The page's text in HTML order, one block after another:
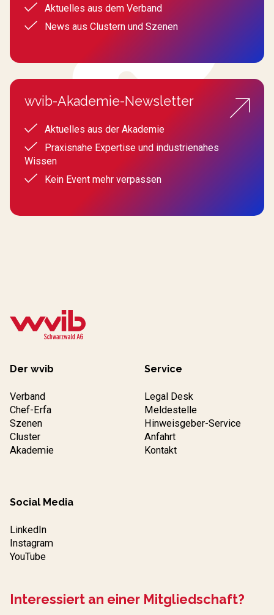
Aktuelles aus dem Verband
News aus Clustern und Szenen
wvib-Akademie-Newsletter
Aktuelles aus der Akademie
Praxisnahe Expertise und industrienahes
Wissen
Kein Event mehr verpassen
Der wvib
Verband
Chef-Erfa
Szenen
Cluster
Akademie
Service
Legal Desk
Meldestelle
Hinweisgeber-Service
Anfahrt
Kontakt
Social Media
LinkedIn
Instagram
YouTube
Interessiert an einer Mitgliedschaft?